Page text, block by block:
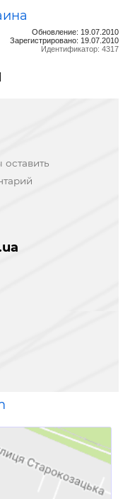
Обновление: 19.07.2010
Зарегистрировано: 19.07.2010
Идентификатор: 4317
оставить